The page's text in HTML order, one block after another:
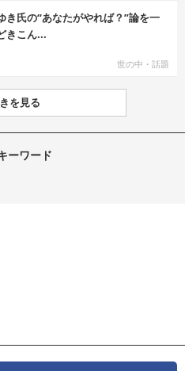
き氏の“あなたがやれば？”論を一
きこん...
世の中・話題
を見る
ーワード